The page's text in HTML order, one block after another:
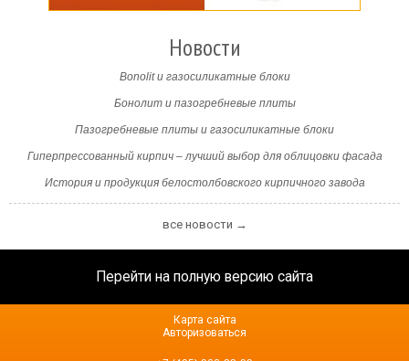
Новости
Bonolit и газосиликатные блоки
Бонолит и пазогребневые плиты
Пазогребневые плиты и газосиликатные блоки
Гиперпрессованный кирпич – лучший выбор для облицовки фасада
История и продукция белостолбовского кирпичного завода
все новости →
Перейти на полную версию сайта
Карта сайта
Авторизоваться